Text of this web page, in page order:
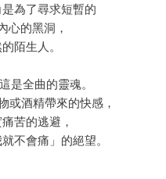
為了尋求短暫的
心的黑洞，
陌生人。
全曲的靈魂。
或酒精帶來的快感，
苦的逃避，
不會痛」的絕望。